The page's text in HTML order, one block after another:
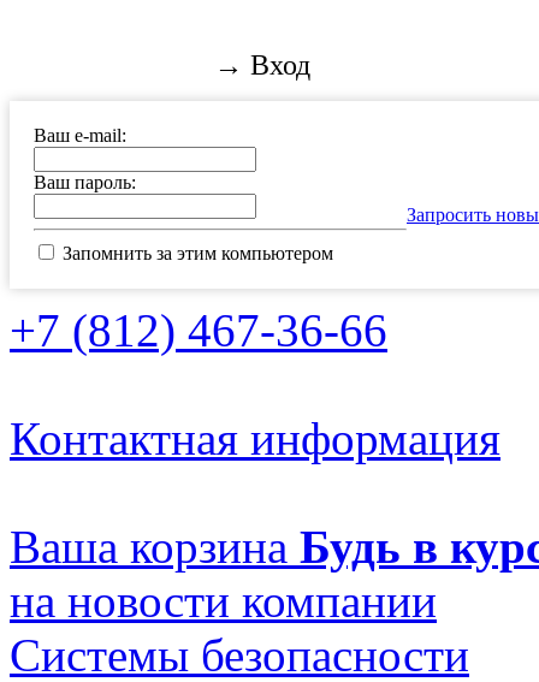
→ Вход
Ваш e-mail:
Запросить
Ваш пароль:
Запомнить за этим компьютером
+7 (812) 467-36-66
Контактная информация
Ваша корзина Будь в
на новости компании
Системы безопасности